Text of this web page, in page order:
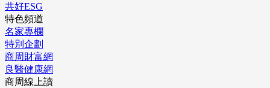
共好ESG
特色頻道
名家專欄
特別企劃
商周財富網
良醫健康網
商周線上讀